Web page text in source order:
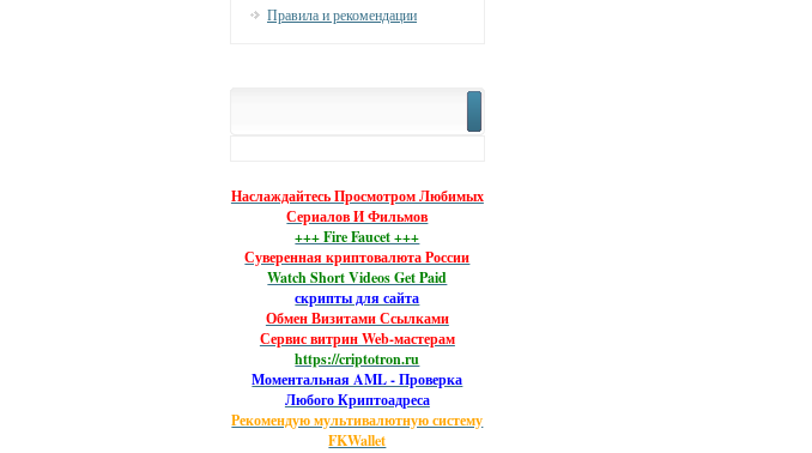
Правила и рекомендации
Наслаждайтесь Просмотром Любимых
Сериалов И Фильмов
+++ Fire Faucet +++
Суверенная криптовалюта России
Watch Short Videos Get Paid
скрипты для сайта
Обмен Визитами Ссылками
Сервис витрин Web-мастерам
https://criptotron.ru
Моментальная AML - Проверка
Любого Криптоадреса
Рекомендую мультивалютную систему
FKWallet